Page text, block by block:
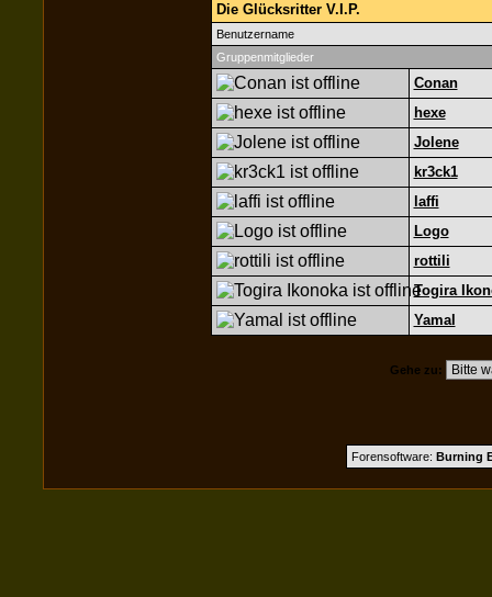
Die Glücksritter V.I.P.
Benutzername
Gruppenmitglieder
Conan
hexe
Jolene
kr3ck1
laffi
Logo
rottili
Togira
Yamal
Gehe zu:
Forensoftware: Burning